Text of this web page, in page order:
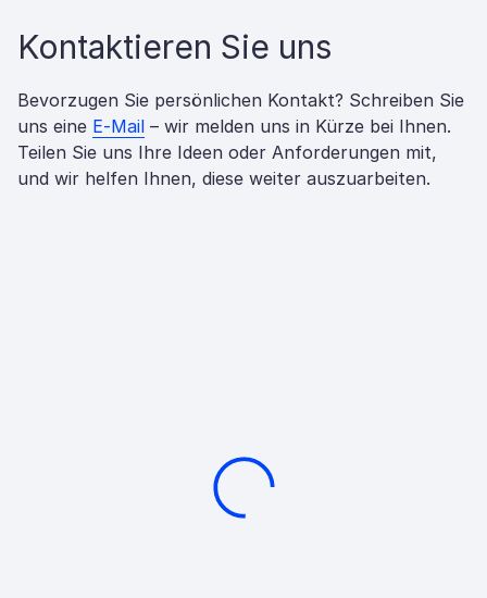
Kontaktieren Sie uns
Bevorzugen Sie persönlichen Kontakt? Schreiben Sie
uns eine E-Mail – wir melden uns in Kürze bei Ihnen.
Teilen Sie uns Ihre Ideen oder Anforderungen mit,
und wir helfen Ihnen, diese weiter auszuarbeiten.